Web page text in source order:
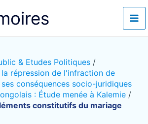
& Etudes Politiques /
répression de l'infraction de
conséquences socio-juridiques
: Étude menée à Kalemie /
constitutifs du mariage